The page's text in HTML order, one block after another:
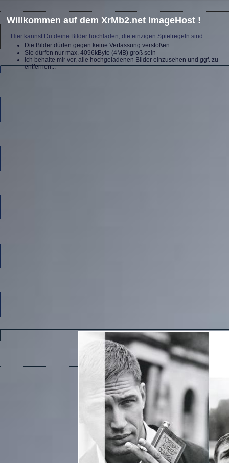
Willkommen auf dem XrMb2.net ImageHost !
Hier kannst Du deine Bilder hochladen, die einzigen Spielregeln sind:
Die Bilder dürfen gegen keine Verfassung verstoßen
Sie dürfen nur max. 4096kByte (4MB) groß sein
Ich behalte mir vor, alle hochgeladenen Bilder einzusehen und ggf. zu
entfernen...